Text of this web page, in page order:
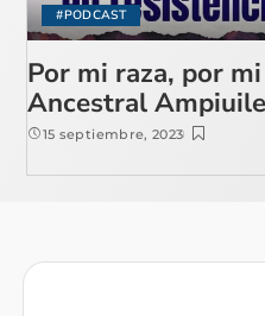
#PODCAST
Por mi raza, por
Ancestral
15 septiembre, 2023